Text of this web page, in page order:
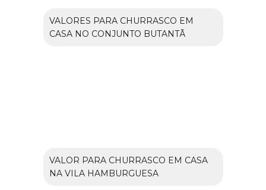
VALORES PARA CHURRASCO EM
CASA NO CONJUNTO BUTANTÃ
VALOR PARA CHURRASCO EM CASA
NA VILA HAMBURGUESA